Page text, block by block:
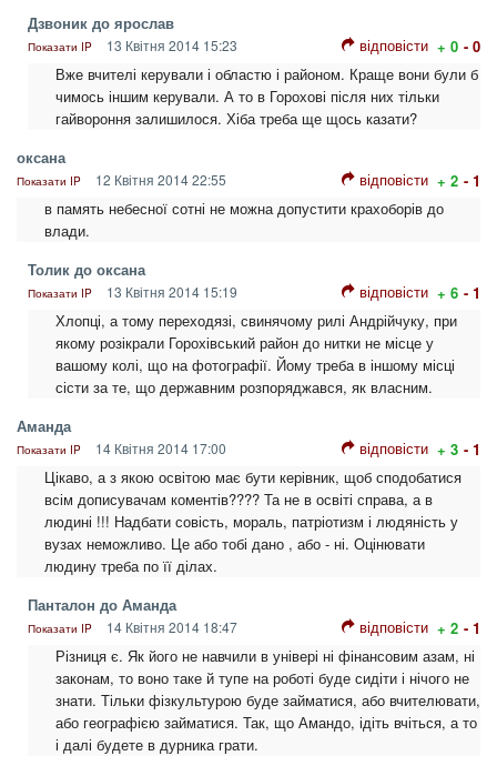
Дзвоник до ярослав
Показати IP 13 Квітня 2014 15:23 відповісти + 0 - 0
Вже вчителі керували і областю і районом. Краще вони були б
чимось іншим керували. А то в Горохові після них тільки
гайвороння залишилося. Хіба треба ще щось казати?
оксана
Показати IP 12 Квітня 2014 22:55 відповісти + 2 - 1
в память небесної сотні не можна допустити крахоборів до
влади.
Толик до оксана
Показати IP 13 Квітня 2014 15:19 відповісти + 6 - 1
Хлопці, а тому переходязі, свинячому рилі Андрійчуку, при
якому розікрали Горохівський район до нитки не місце у
вашому колі, що на фотографії. Йому треба в іншому місці
сісти за те, що державним розпоряджався, як власним.
Аманда
Показати IP 14 Квітня 2014 17:00 відповісти + 3 - 1
Цікаво, а з якою освітою має бути керівник, щоб сподобатися
всім дописувачам коментів???? Та не в освіті справа, а в
людині !!! Надбати совість, мораль, патріотизм і людяність у
вузах неможливо. Це або тобі дано , або - ні. Оцінювати
людину треба по її ділах.
Панталон до Аманда
Показати IP 14 Квітня 2014 18:47 відповісти + 2 - 1
Різниця є. Як його не навчили в універі ні фінансовим азам, ні
законам, то воно таке й тупе на роботі буде сидіти і нічого не
знати. Тільки фізкультурою буде займатися, або вчителювати,
або географією займатися. Так, що Амандо, ідіть вчіться, а то
і далі будете в дурника грати.